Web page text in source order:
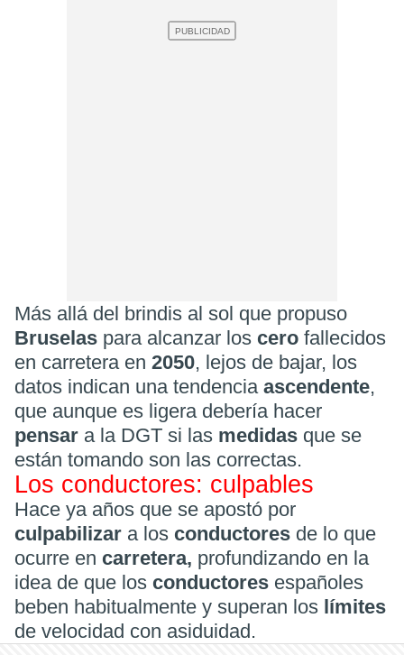
Más allá del brindis al sol que propuso
Bruselas para alcanzar los cero fallecidos
en carretera en 2050, lejos de bajar, los
datos indican una tendencia ascendente,
que aunque es ligera debería hacer
pensar a la DGT si las medidas que se
están tomando son las correctas.
Los conductores: culpables
Hace ya años que se apostó por
culpabilizar a los conductores de lo que
ocurre en carretera, profundizando en la
idea de que los conductores españoles
beben habitualmente y superan los límites
de velocidad con asiduidad.